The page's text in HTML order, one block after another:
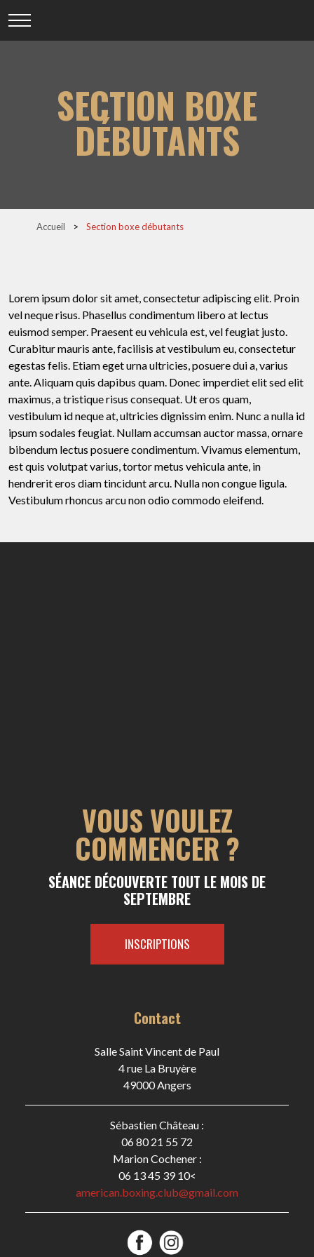
SECTION BOXE
DÉBUTANTS
Accueil > Section boxe débutants
Lorem ipsum dolor sit amet, consectetur adipiscing elit. Proin
vel neque risus. Phasellus condimentum libero at lectus
euismod semper. Praesent eu vehicula est, vel feugiat justo.
Curabitur mauris ante, facilisis at vestibulum eu, consectetur
egestas felis. Etiam eget urna ultricies, posuere dui a, varius
ante. Aliquam quis dapibus quam. Donec imperdiet elit sed elit
maximus, a tristique risus consequat. Ut eros quam,
vestibulum id neque at, ultricies dignissim enim. Nunc a nulla id
ipsum sodales feugiat. Nullam accumsan auctor massa, ornare
bibendum lectus posuere condimentum. Vivamus elementum,
est quis volutpat varius, tortor metus vehicula ante, in
hendrerit eros diam tincidunt arcu. Nulla non congue ligula.
Vestibulum rhoncus arcu non odio commodo eleifend.
VOUS VOULEZ
COMMENCER ?
SÉANCE DÉCOUVERTE TOUT LE MOIS DE
SEPTEMBRE
INSCRIPTIONS
Contact
Salle Saint Vincent de Paul
4 rue La Bruyère
49000 Angers
Sébastien Château :
06 80 21 55 72
Marion Cochener :
06 13 45 39 10<
american.boxing.club@gmail.com